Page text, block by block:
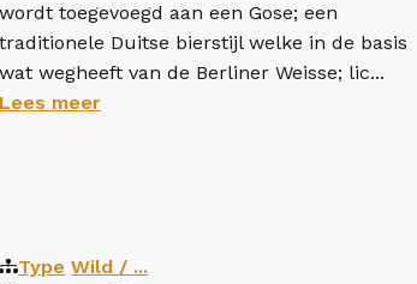
wordt toegevoegd aan een Gose; een
traditionele Duitse bierstijl welke in de basis
wat wegheeft van de Berliner Weisse; lic...
Lees meer
Type Wild / ...